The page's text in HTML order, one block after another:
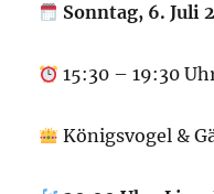
Sonntag, 6. Juli
15:30 – 19:30
Königsvogel &